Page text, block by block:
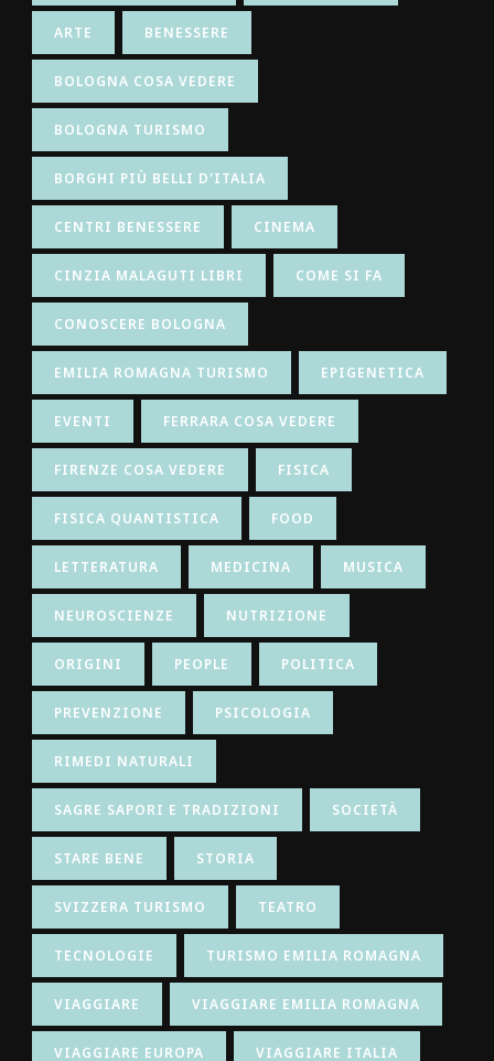
ARTE BENESSERE
BOLOGNA COSA VEDERE
BOLOGNA TURISMO
BORGHI PIÙ BELLI D'ITALIA
CENTRI BENESSERE CINEMA
CINZIA MALAGUTI LIBRI COME SI FA
CONOSCERE BOLOGNA
EMILIA ROMAGNA TURISMO EPIGENETICA
EVENTI FERRARA COSA VEDERE
FIRENZE COSA VEDERE FISICA
FISICA QUANTISTICA FOOD
LETTERATURA MEDICINA MUSICA
NEUROSCIENZE NUTRIZIONE
ORIGINI PEOPLE POLITICA
PREVENZIONE PSICOLOGIA
RIMEDI NATURALI
SAGRE SAPORI E TRADIZIONI SOCIETÀ
STARE BENE STORIA
SVIZZERA TURISMO TEATRO
TECNOLOGIE TURISMO EMILIA ROMAGNA
VIAGGIARE VIAGGIARE EMILIA ROMAGNA
VIAGGIARE EUROPA VIAGGIARE ITALIA